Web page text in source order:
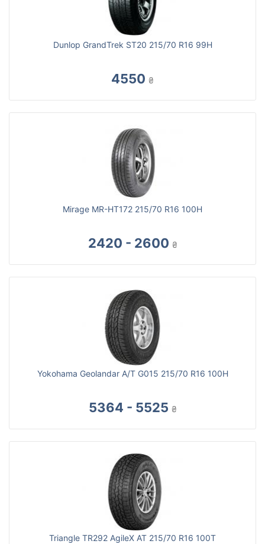
Dunlop GrandTrek ST20 215/70 R16 99H
4550 ₴
Mirage MR-HT172 215/70 R16 100H
2420 - 2600 ₴
Yokohama Geolandar A/T G015 215/70 R16 100H
5364 - 5525 ₴
Triangle TR292 AgileX AT 215/70 R16 100T